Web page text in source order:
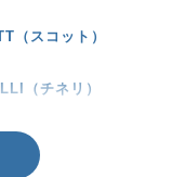
（スコット）
（チネリ）